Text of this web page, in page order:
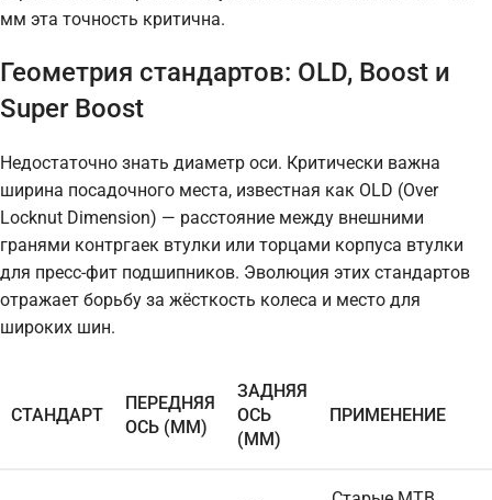
мм эта точность критична.
Геометрия стандартов: OLD, Boost и
Super Boost
Недостаточно знать диаметр оси. Критически важна
ширина посадочного места, известная как OLD (Over
Locknut Dimension) — расстояние между внешними
гранями контргаек втулки или торцами корпуса втулки
для пресс-фит подшипников. Эволюция этих стандартов
отражает борьбу за жёсткость колеса и место для
широких шин.
СТАНДАРТ
ПЕРЕДНЯЯ
ОСЬ (ММ)
ЗАДНЯЯ
ОСЬ
(ММ)
ПРИМЕНЕНИЕ